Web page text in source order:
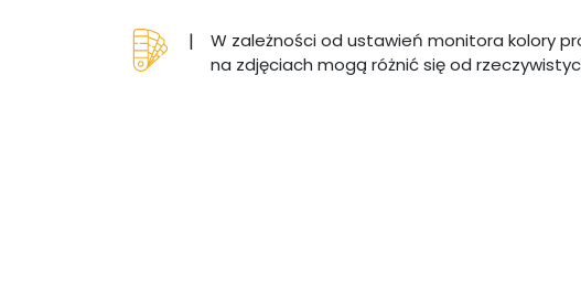
|
W zależności od ustawień monitora kolory
na zdjęciach mogą różnić się od